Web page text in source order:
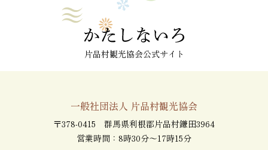
片品村観光協会公式サイト
一般社団法人 片品村観光協会
〒378-0415 群馬県利根郡片品村鎌田3964
営業時間：8時30分～17時15分